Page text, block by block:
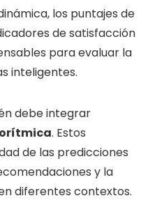
los puntajes de
de satisfacción
para evaluar la
inteligentes.
debe integrar
. Estos
de las predicciones
y la
diferentes contextos.